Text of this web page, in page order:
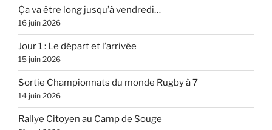
Ça va être long jusqu’à vendredi…
16 juin 2026
Jour 1 : Le départ et l’arrivée
15 juin 2026
Sortie Championnats du monde Rugby à 7
14 juin 2026
Rallye Citoyen au Camp de Souge